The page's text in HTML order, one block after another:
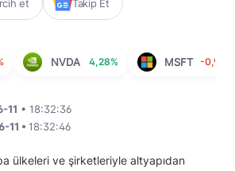
et Takip Et
NVDA 4,28% MSFT -0,92%
11 • 18:32:36
11 • 18:32:46
ülkeleri ve şirketleriyle altyapıdan